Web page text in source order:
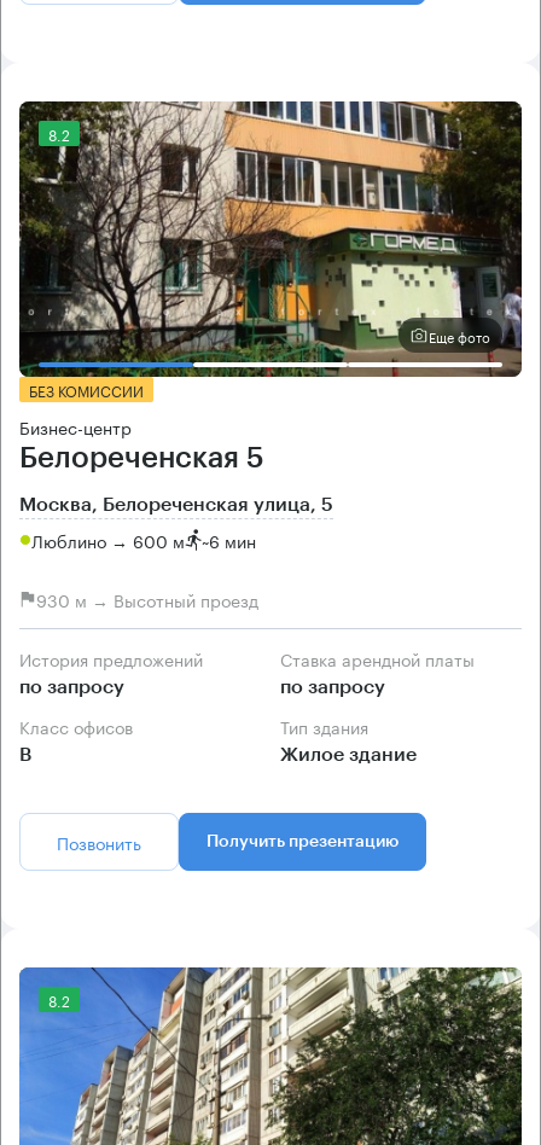
8.2
Еще фото
БЕЗ КОМИССИИ
Бизнес-центр
Белореченская 5
Москва, Белореченская улица, 5
Люблино → 600 м ~6 мин
930 м → Высотный проезд
История предложений
по запросу
Ставка арендной платы
по запросу
Класс офисов
B
Тип здания
Жилое здание
Позвонить Получить презентацию
8.2